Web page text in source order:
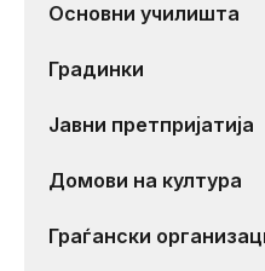
Основни училишта
Градинки
Јавни претпријатија
Домови на култура
Граѓански